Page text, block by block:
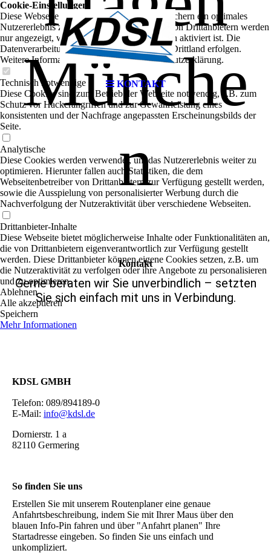
KONTAKT
Münche
n
Kontakt
Gerne beraten wir Sie unverbindlich – setzten
Sie sich einfach mit uns in Verbindung.
KDSL GMBH
Telefon: 089/894189-0
E-Mail: info@kdsl.de
Dornierstr. 1 a
82110 Germering
So finden Sie uns
Erstellen Sie mit unserem Routenplaner eine genaue
Anfahrtsbeschreibung, indem Sie mit Ihrer Maus über den
blauen Info-Pin fahren und über "Anfahrt planen" Ihre
Startadresse eingeben. So finden Sie uns einfach und
unkompliziert.
Cookie-Einstellungen
Diese Webseite verwendet Cookies, um Besuchern ein optimales
Nutzererlebnis zu bieten. Bestimmte Inhalte von Drittanbietern werden
nur angezeigt, wenn die entsprechende Option aktiviert ist. Die
Datenverarbeitung kann dann auch in einem Drittland erfolgen.
Weitere Informationen hierzu in der Datenschutzerklärung.
Technisch notwendige
Diese Cookies sind zum Betrieb der Webseite notwendig, z.B. zum
Schutz vor Hackerangriffen und zur Gewährleistung eines
konsistenten und der Nachfrage angepassten Erscheinungsbilds der
Seite.
Analytische
Diese Cookies werden verwendet, um das Nutzererlebnis weiter zu
optimieren. Hierunter fallen auch Statistiken, die dem
Webseitenbetreiber von Drittanbietern zur Verfügung gestellt werden,
sowie die Ausspielung von personalisierter Werbung durch die
Nachverfolgung der Nutzeraktivität über verschiedene Webseiten.
Drittanbieter-Inhalte
Diese Webseite bietet möglicherweise Inhalte oder Funktionalitäten an,
die von Drittanbietern eigenverantwortlich zur Verfügung gestellt
werden. Diese Drittanbieter können eigene Cookies setzen, z.B. um
die Nutzeraktivität zu verfolgen oder ihre Angebote zu personalisieren
und zu optimieren.
Ablehnen
Alle akzeptieren
Speichern
Mehr Informationen